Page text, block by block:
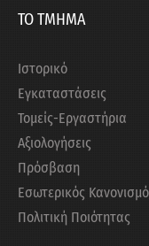
ΤΟ ΤΜΗΜΑ
Ιστορικό
Εγκαταστάσεις
Τομείς-Εργαστήρια
Αξιολογήσεις
Πρόσβαση
Εσωτερικός
Πολιτική Ποιότητας